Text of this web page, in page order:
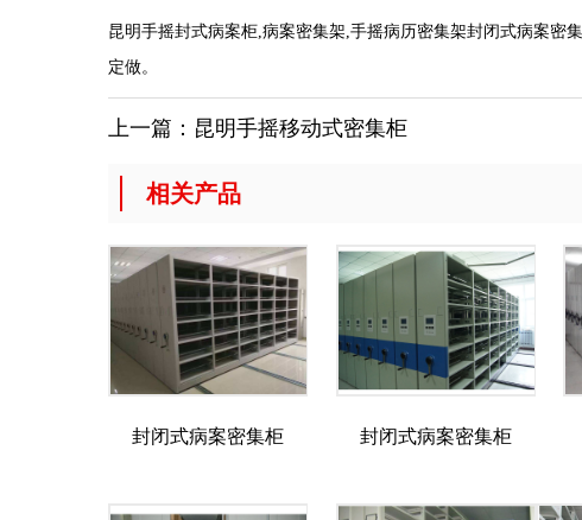
昆明手摇封式病案柜,病案密集架,手摇病历密集架封闭式病案密
定做。
上一篇： 昆明手摇移动式密集柜
相关产品
封闭式病案密集柜 封闭式病案密集柜